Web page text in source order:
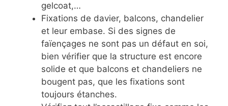
gelcoat,…
Fixations de davier, balcons, chandelier
et leur embase. Si des signes de
faïençages ne sont pas un défaut en soi,
bien vérifier que la structure est encore
solide et que balcons et chandeliers ne
bougent pas, que les fixations sont
toujours étanches.